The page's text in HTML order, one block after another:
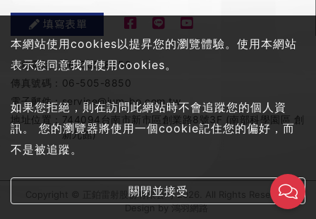
填寫表單
服務電話：06-505-8858
傳真號碼： 06-505-8850
電子郵件：service@jum-bo.com.tw
地址位置： 744094台南市新市區創業路8號3F (南部科學園區 創
新九館)
Copyright © 正鉑雷射股份有限公司 2026. All Rights Reserved
Design by鴻羽網路
本網站使用cookies以提昇您的瀏覽體驗。使用本網站
表示您同意我們使用cookies。
如果您拒絕，則在訪問此網站時不會追蹤您的個人資
訊。 您的瀏覽器將使用一個cookie記住您的偏好，而
不是被追蹤。
關閉並接受